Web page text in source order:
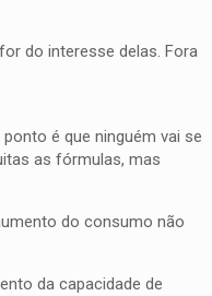
do interesse delas. Fora
é que ninguém vai se
as fórmulas, mas
do consumo não
da capacidade de